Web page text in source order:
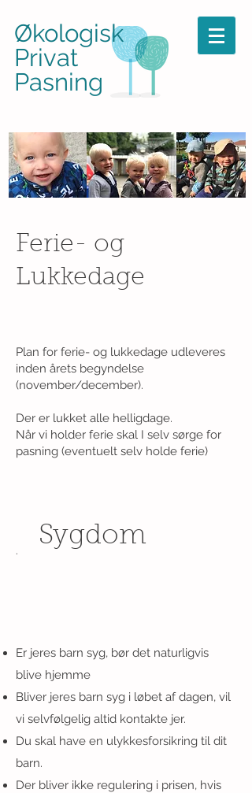
Økologisk
Privat
Pasning
Ferie- og
Lukkedage
Plan for ferie- og lukkedage udleveres
inden årets begyndelse
(november/december).
Der er lukket alle helligdage.
Når vi holder ferie skal I selv sørge for
pasning (eventuelt selv holde ferie)
. Sygdom
Er jeres barn syg, bør det naturligvis
blive hjemme
Bliver jeres barn syg i løbet af dagen, vil
vi selvfølgelig altid kontakte jer.
Du skal have en ulykkesforsikring til dit
barn.
Der bliver ikke regulering i prisen, hvis